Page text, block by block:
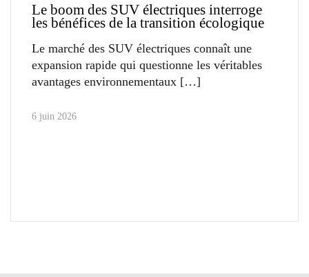
Le boom des SUV électriques interroge
les bénéfices de la transition écologique
Le marché des SUV électriques connaît une
expansion rapide qui questionne les véritables
avantages environnementaux
6 juin 2026